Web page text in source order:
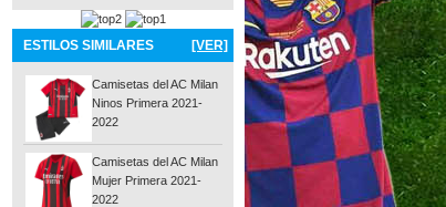
ESTILOS SIMILARES [VER]
Camisetas del AC Milan
Ninos Primera 2021-
2022
Camisetas del AC Milan
Mujer Primera 2021-
2022